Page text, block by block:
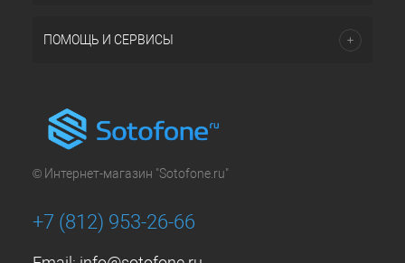
ПОМОЩЬ И СЕРВИСЫ
© Интернет-магазин "Sotofone.ru"
+7 (812) 953-26-66